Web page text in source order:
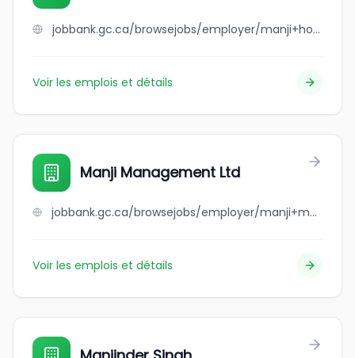
jobbank.gc.ca/browsejobs/employer/manji+hospitality+ltd/ca
Voir les emplois et détails
Manji Management Ltd
jobbank.gc.ca/browsejobs/employer/manji+management+ltd/ca
Voir les emplois et détails